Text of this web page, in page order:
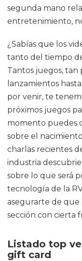
segunda mano
entretenimiento,
¿Sabías que los
tanto del tiempo
Tantos juegos, tan
lanzamientos
por venir, te
próximos juegos
momento puedes
sobre el
charlas recientes
industria
sobre lo que será
tecnología de la
asegurarte de que
sección con cierta
Listado top
gift card